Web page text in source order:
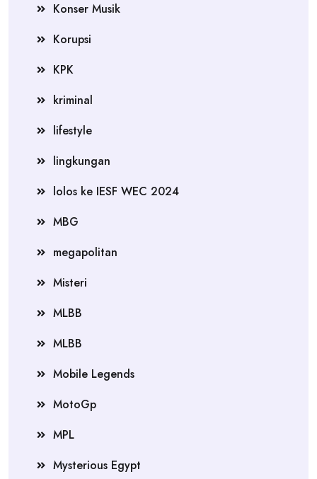
Konser Musik
Korupsi
KPK
kriminal
lifestyle
lingkungan
lolos ke IESF WEC 2024
MBG
megapolitan
Misteri
MLBB
MLBB
Mobile Legends
MotoGp
MPL
Mysterious Egypt